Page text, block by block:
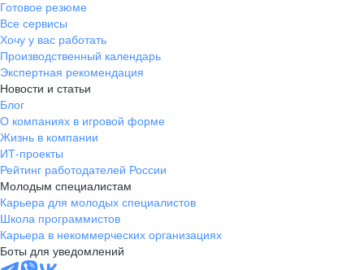
Готовое резюме
Все сервисы
Хочу у вас работать
Производственный календарь
Экспертная рекомендация
Новости и статьи
Блог
О компаниях в игровой форме
Жизнь в компании
ИТ-проекты
Рейтинг работодателей России
Молодым специалистам
Карьера для молодых специалистов
Школа программистов
Карьера в некоммерческих организациях
Боты для уведомлений